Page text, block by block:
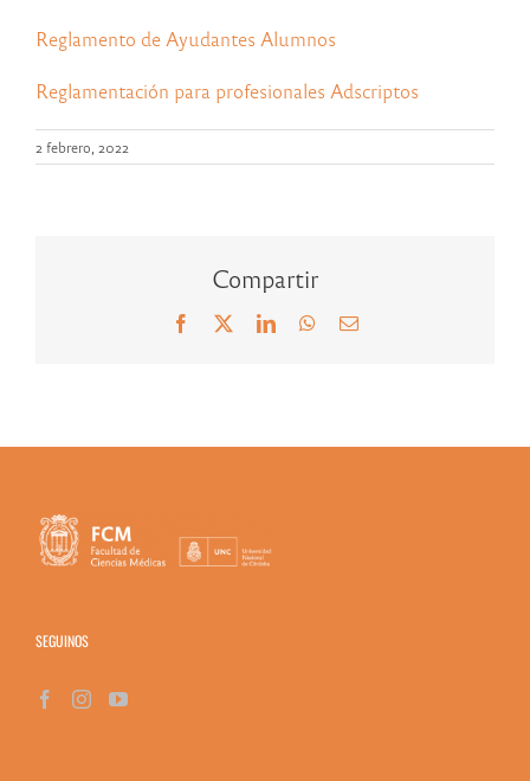
Reglamento de Ayudantes Alumnos
Reglamentación para profesionales Adscriptos
2 febrero, 2022
Compartir
Facebook LinkedInWhatsApp
Correo
SEGUINOS